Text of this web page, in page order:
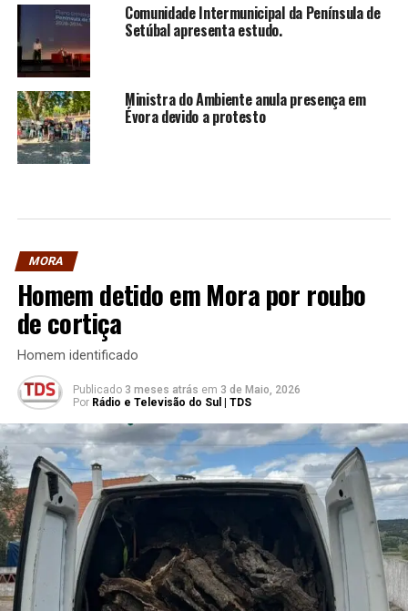
Comunidade Intermunicipal da Península de
Setúbal apresenta estudo.
Ministra do Ambiente anula presença em
Évora devido a protesto
MORA
Homem detido em Mora por roubo
de cortiça
Homem identificado
Publicado 3 meses atrás em 3 de Maio, 2026
Por Rádio e Televisão do Sul | TDS